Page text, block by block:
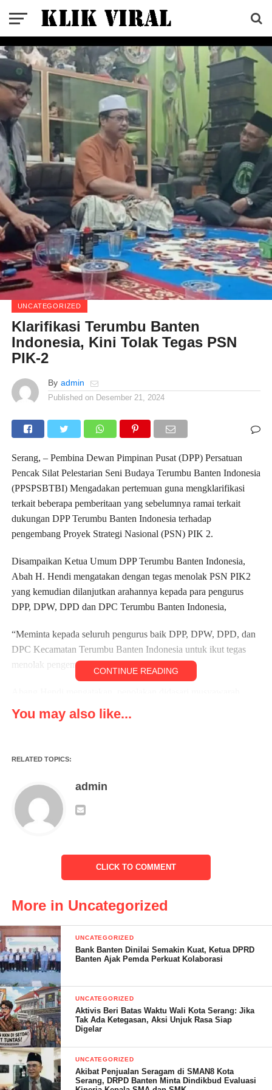
UNCATEGORIZED
Klarifikasi Terumbu Banten
Indonesia, Kini Tolak Tegas PSN
PIK-2
By admin
Published on Desember 21, 2024
Serang, – Pembina Dewan Pimpinan Pusat (DPP) Persatuan
Pencak Silat Pelestarian Seni Budaya Terumbu Banten Indonesia
(PPSPSBTBI) Mengadakan pertemuan guna mengklarifikasi
terkait beberapa pemberitaan yang sebelumnya ramai terkait
dukungan DPP Terumbu Banten Indonesia terhadap
pengembang Proyek Strategi Nasional (PSN) PIK 2.
Disampaikan Ketua Umum DPP Terumbu Banten Indonesia,
Abah H. Hendi mengatakan dengan tegas menolak PSN PIK2
yang kemudian dilanjutkan arahannya kepada para pengurus
DPP, DPW, DPD dan DPC Terumbu Banten Indonesia,
“Meminta kepada seluruh pengurus baik DPP, DPW, DPD, dan
DPC Kecamatan Terumbu Banten Indonesia untuk ikut tegas
menolak pengembangan PIK2,” Katanya.
bersama para tokoh masyarakat dan tokoh agama atas
penderitaan masyarakat Banten yang disebabkan pembangunan
“Terlalu banyak mudharat yang terima masyarakat sekitar
pembangunan PIK-2, kami bersama para tokoh masyarakat dan
Agama jelas menolak tegas.” Tegas Abah Hendi.
dengan pernyataan Sikap atas beberapa pemberitaan yang ramai
terkait dukungan DPD Terumbu Banten Indonesia terhadap
“Berita yang kemarin beredar kami nyatakan tidak benar, karena
kami tegas menolak pengembang PSN PIK-2,” Ujarnya.
Pembina DPP meminta kepada jajaran DPW DKI Jakarta, DPW
Banten Serta DPD Kota dan Kabupaten untuk tegak lurus
bersama Ulama membela masyarakat Banten untuk menolak
PIK-2 yang dianggap tidak selaras dengan UUD 45 dan
Pancasila.
CONTINUE READING
You may also like...
RELATED TOPICS:
admin
CLICK TO COMMENT
More in Uncategorized
UNCATEGORIZED
Bank Banten Dinilai Semakin Kuat, Ketua DPRD
Banten Ajak Pemda Perkuat Kolaborasi
UNCATEGORIZED
Aktivis Beri Batas Waktu Wali Kota Serang: Jika
Tak Ada Ketegasan, Aksi Unjuk Rasa Siap
Digelar
UNCATEGORIZED
Akibat Penjualan Seragam di SMAN8 Kota
Serang, DRPD Banten Minta Dindikbud Evaluasi